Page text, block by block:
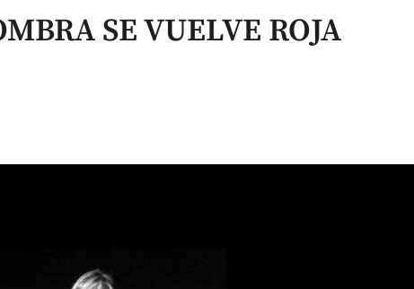
SE VUELVE ROJA